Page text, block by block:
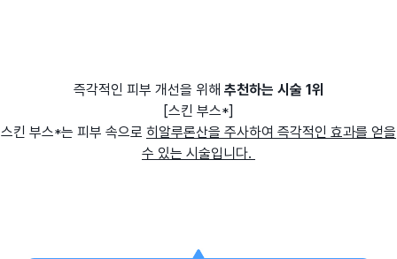
즉각적인 피부 개선을 위해 추천하는 시술 1위
[스킨 부스*]
스킨 부스*는 피부 속으로 히알루론산을 주사하여 즉각적인 효과를 얻을
수 있는 시술입니다.